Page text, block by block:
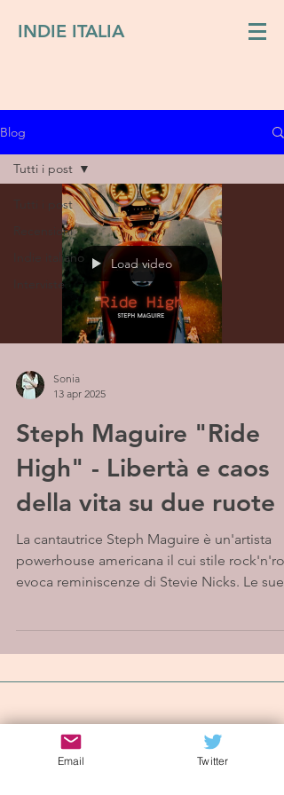
INDIE ITALIA
Blog
Tutti i post
Recensioni
Indie italiano
Interviste
Tutti i post
Load video
Sonia
13 apr 2025
Steph Maguire "Ride
High" - Libertà e caos
della vita su due ruote
La cantautrice Steph Maguire è un'artista
powerhouse americana il cui stile rock'n'roll
evoca reminiscenze di Stevie Nicks. Le
Iscriviti alla mailing list
Email Twitter